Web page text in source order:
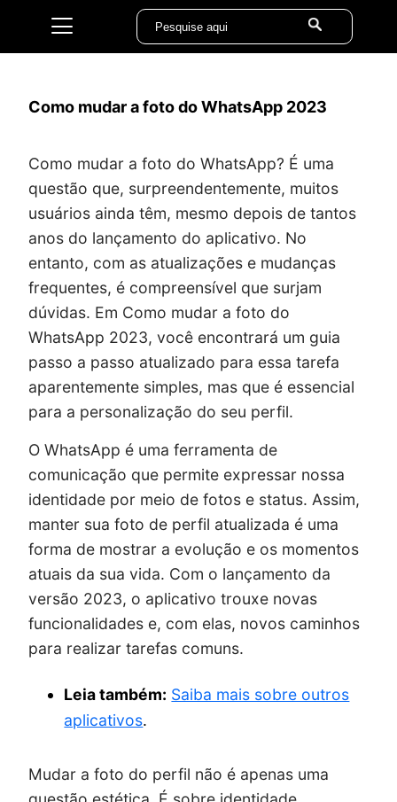
Como mudar a foto do WhatsApp 2023
Como mudar a foto do WhatsApp? É uma
questão que, surpreendentemente, muitos
usuários ainda têm, mesmo depois de tantos
anos do lançamento do aplicativo. No
entanto, com as atualizações e mudanças
frequentes, é compreensível que surjam
dúvidas. Em Como mudar a foto do
WhatsApp 2023, você encontrará um guia
passo a passo atualizado para essa tarefa
aparentemente simples, mas que é essencial
para a personalização do seu perfil.
O WhatsApp é uma ferramenta de
comunicação que permite expressar nossa
identidade por meio de fotos e status. Assim,
manter sua foto de perfil atualizada é uma
forma de mostrar a evolução e os momentos
atuais da sua vida. Com o lançamento da
versão 2023, o aplicativo trouxe novas
funcionalidades e, com elas, novos caminhos
para realizar tarefas comuns.
Leia também: Saiba mais sobre outros
aplicativos.
Mudar a foto do perfil não é apenas uma